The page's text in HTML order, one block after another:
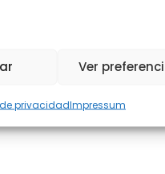
Ver
privacidadImpressum